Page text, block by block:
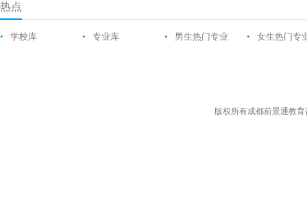
热点
• 学校库 • 专业库 • 男生热门专业 • 女生热门专
版权所有成都前景通教